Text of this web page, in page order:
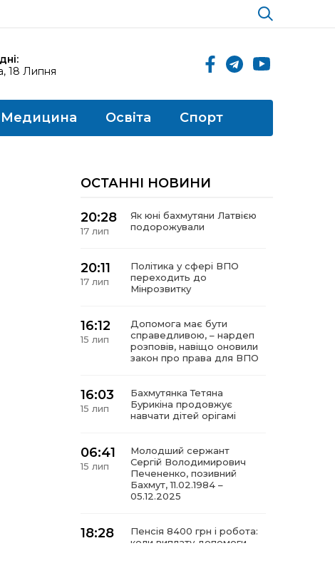
18 Липня
Медицина Освіта Спорт
ОСТАННІ НОВИНИ
20:28
17 лип
Як юні бахмутяни Латвією
подорожували
20:11
17 лип
Політика у сфері ВПО
переходить до
Мінрозвитку
16:12
15 лип
Допомога має бути
справедливою, – нардеп
розповів, навіщо оновили
закон про права для ВПО
16:03
15 лип
Бахмутянка Тетяна
Бурикіна продовжує
навчати дітей орігамі
06:41
15 лип
Молодший сержант
Сергій Володимирович
Печененко, позивний
Бахмут, 11.02.1984 –
05.12.2025
18:28
Пенсія 8400 грн і робота:
коли виплату допомоги